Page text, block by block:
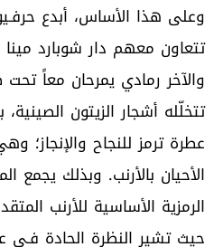
وعلى هذا الأساس، أبدع
تتعاون معهم دار شوبارد
والآخر رمادي يمرحان معاً
تتخلّله أشجار الزيتون
عطرة ترمز للنجاح والإنجاز؛
الأحيان بالأرنب. وبذلك يجمع
الرمزية الأساسية للأرنب
حيث تشير النظرة الحادة فـي